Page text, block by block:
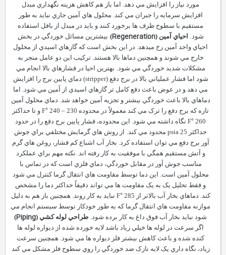
مورد نياز را افزايش مي دهد. اما باز هم کاهش هزينه نگهداري مبدل
افزايش سرمايه را جبران مي کند. محلول هاي آمين جاري نبايد به طور
مستقيم با سطوح ظرف ها برخورد کنند و بايد در مبدل از بافل استفاده
شود. احياي آمين (Regeneration
) بيشترين مسائل خوردگي در بخش
احياي واحد آمين رخ ميدهد. در اين بخش است که گازهاي اسيدي از محلول
خارج مي شوند و همچنين دماها بالا هستند. ترکيب اين دو عامل منجر به
مشکلات شديد خوردگي مي شود. بهترين احيا در فشارهاي بالا انجام مي
شود اما فشار عملياتي بالا در برج دفع (stripper) دماي پايين برج را افزايش
مي دهد و در عوض باعث دفع کامل تر گازهاي اسيدي از آمين مي شود. اما
دماهاي بالا باعث خوردگي بيشتر و تجزيه آمين خواهد شد. دماي محلول آمين
تازه که برج دفع را ترک مي کند معمولاً در محدوده
F°240–230 و تا حداکثر
F°
260 نگاه داشته مي شود. اين محدوده، فشار پايين برج دفع را در حدود
حداکثر
psia 25 محدود مي کند.
از روش هاي گرمايش مختلفي براي جوش
آور برج دفع مي توان استفاده کرد. بخار آب اشباع کم فشار، روغن هاي گرم
و آتش مستقيم همگي با موفقيت به کار رفته اند. نکته مهم براي عملکرد
مناسب جوش آور در مقابل خوردگي، دماي فلزي است که در تماس با
محلول آمين است. اين دما توسط مقاومت هاي انتقال گرما کنترل مي شود
و فقط تحليل يک به يک مقاومت ها مي تواند دقيقاً حداکثر دما را مشخص
کند. دماهاي بخار آب بالاتر از
F°
285 نبايد به کار روند. همچنين باز هم به دليل
موازنه مقاومت هاي انتقال گرما که به طور خودکار توسط سيستم انجام مي
شود نبايد بخار آب فوق داغ به کار برده شود. طراحي لوله کشي (Piping
)
اگر سرعت در لوله ها خيلي زياد باشد لايه خورده شده از ديواره لوله ها
کنده شده و باعث کاهش بيشتر فلز ديواره ها مي شود. همچنين سرعت
زياد، نگاه داري يک لايه نازک ضد خوردگي را روي سطوح فلز مشکل مي کند